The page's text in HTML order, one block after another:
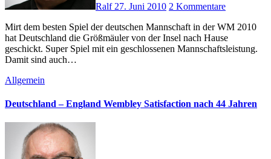
Ralf 27. Juni 2010 2 Kommentare
Mirt dem besten Spiel der deutschen Mannschaft in der WM 2010
hat Deutschland die Größmäuler von der Insel nach Hause
geschickt. Super Spiel mit ein geschlossenen Mannschaftsleistung.
Damit sind auch…
Allgemein
Deutschland – England Wembley Satisfaction nach 44 Jahren